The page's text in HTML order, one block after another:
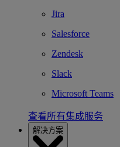
Jira
Salesforce
Zendesk
Slack
Microsoft Teams
查看所有集成服务
解决方案